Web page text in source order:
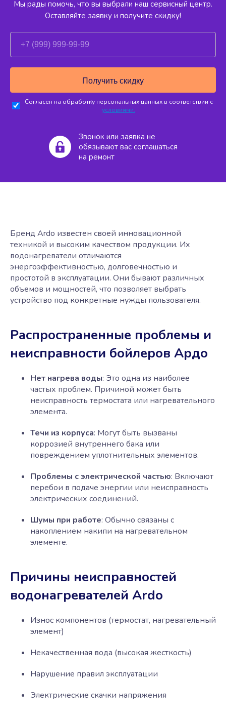
Мы рады помочь, что вы выбрали наш сервисный центр.
Оставляйте заявку и получите скидку!
Согласен на обработку персональных данных в соответствии с
условиями.
Звонок или заявка не
обязывают вас соглашаться
на ремонт
Бренд Ardo известен своей инновационной
техникой и высоким качеством продукции. Их
водонагреватели отличаются
энергоэффективностью, долговечностью и
простотой в эксплуатации. Они бывают различных
объемов и мощностей, что позволяет выбрать
устройство под конкретные нужды пользователя.
Распространенные проблемы и
неисправности бойлеров Ардо
Нет нагрева воды: Это одна из наиболее
частых проблем. Причиной может быть
неисправность термостата или нагревательного
элемента.
Течи из корпуса: Могут быть вызваны
коррозией внутреннего бака или
повреждением уплотнительных элементов.
Проблемы с электрической частью: Включают
перебои в подаче энергии или неисправность
электрических соединений.
Шумы при работе: Обычно связаны с
накоплением накипи на нагревательном
элементе.
Причины неисправностей
водонагревателей Ardo
Износ компонентов (термостат, нагревательный
элемент)
Некачественная вода (высокая жесткость)
Нарушение правил эксплуатации
Электрические скачки напряжения